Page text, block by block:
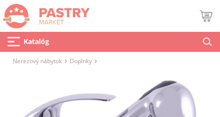
Katalóg
Nerezový nábytok Doplnky